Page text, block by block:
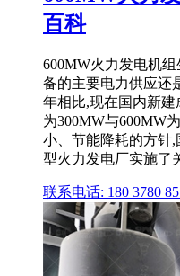
百科
600MW火力发电机
备的主要电力供应还
年相比,现在国内新
为300MW与600MW
小、节能降耗的方针
型火力发电厂实施了
联系电话: 180 3780